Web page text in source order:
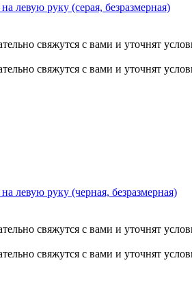
левую руку (серая, безразмерная)
свяжутся с вами и уточнят
свяжутся с вами и уточнят
левую руку (черная, безразмерная)
свяжутся с вами и уточнят
свяжутся с вами и уточнят